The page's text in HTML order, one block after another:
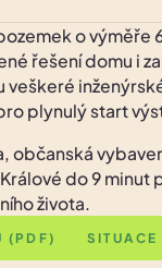
o výměře
řešení domu i
veškeré
plynulý start
občanská
do 9 minut
života.
(PDF)